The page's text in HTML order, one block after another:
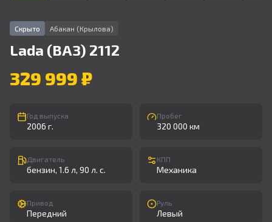
Скрыто Абакан (Крылова)
Lada (ВАЗ) 2112
329 999 ₽
Год выпуска
2006 г.
Пробег
320 000 км
Двигатель
бензин, 1.6 л, 90 л. с.
КПП
Механика
Привод
Передний
Руль
Левый